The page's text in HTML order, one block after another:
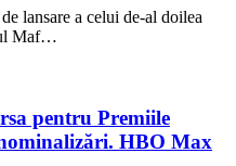
lansare a celui de-al doilea
Maf…
pentru Premiile
HBO Max